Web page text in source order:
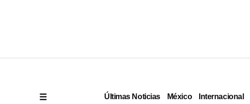
Últimas Noticias México Internacional